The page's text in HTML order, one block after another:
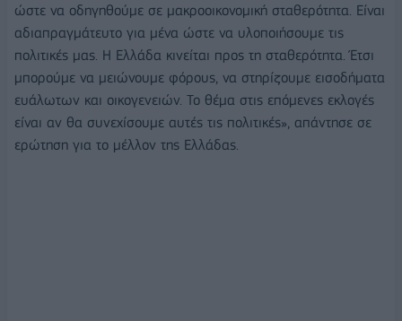
ώστε να οδηγηθούμε σε μακροοικονομική σταθερότητα. Είναι
αδιαπραγμάτευτο για μένα ώστε να υλοποιήσουμε τις
πολιτικές μας. Η Ελλάδα κινείται προς τη σταθερότητα. Έτσι
μπορούμε να μειώνουμε φόρους, να στηρίζουμε εισοδήματα
ευάλωτων και οικογενειών. Το θέμα στις επόμενες εκλογές
είναι αν θα συνεχίσουμε αυτές τις πολιτικές», απάντησε σε
ερώτηση για το μέλλον της Ελλάδας.